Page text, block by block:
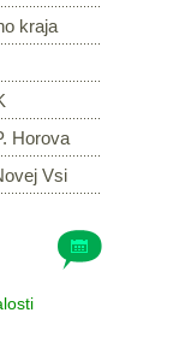
kraja
Horova
Vsi